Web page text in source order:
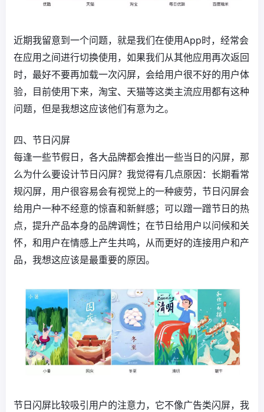
近期我留意到一个问题，就是我们在使用App时，经常会
在应用之间进行切换使用，如果我们从其他应用再次返回
时，最好不要再加载一次闪屏，会给用户很不好的用户体
验，目前使用下来，淘宝、天猫等这类主流应用都有这种
问题，但是我想这应该他们有意为之。
四、节日闪屏
每逢一些节假日，各大品牌都会推出一些当日的闪屏，那
么为什么要设计节日闪屏？我觉得有几点原因：长期看常
规闪屏，用户很容易会有视觉上的一种疲劳，节日闪屏会
给用户一种不经意的惊喜和新鲜感；可以蹭一蹭节日的热
点，提升产品本身的品牌调性；在节日给用户以问候和关
怀，和用户在情感上产生共鸣，从而更好的连接用户和产
品，我想这应该是最重要的原因。
节日闪屏比较吸引用户的注意力，它不像广告类闪屏，我